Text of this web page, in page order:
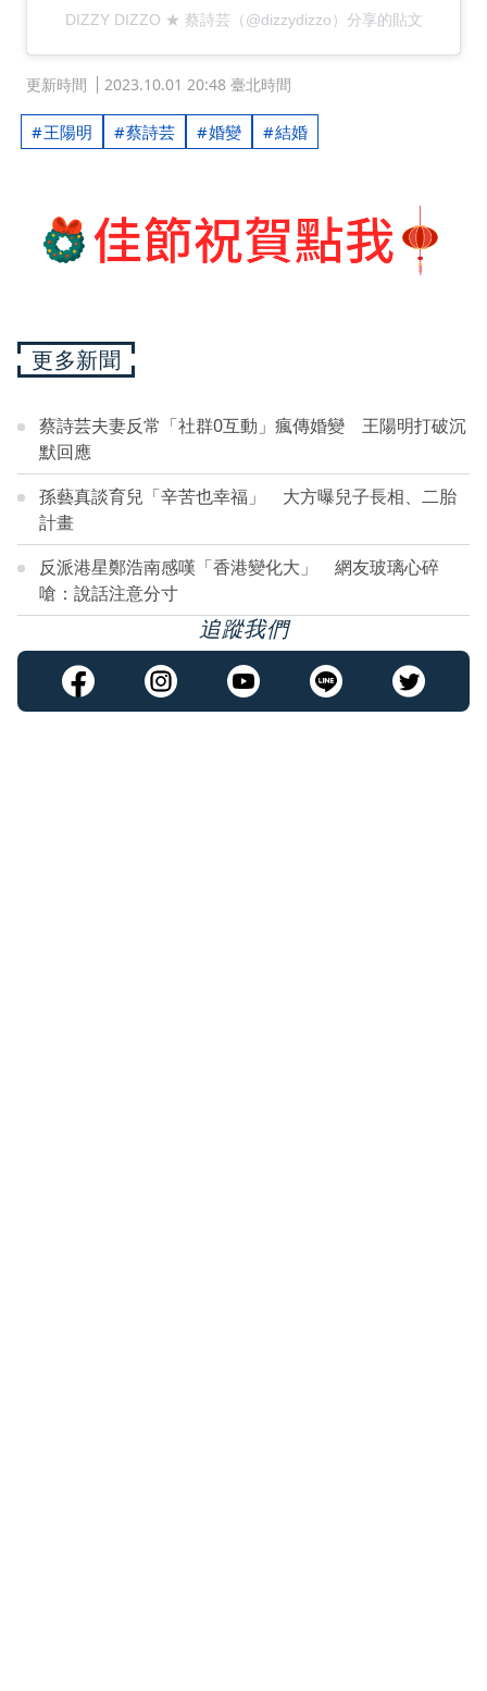
DIZZY DIZZO ★ 蔡詩芸（@dizzydizzo）分享的貼文
更新時間 2023.10.01 20:48 臺北時間
王陽明 蔡詩芸 婚變 結婚
更多新聞
蔡詩芸夫妻反常「社群0互動」瘋傳婚變 王陽明打破沉
默回應
孫藝真談育兒「辛苦也幸福」 大方曝兒子長相、二胎
計畫
反派港星鄭浩南感嘆「香港變化大」 網友玻璃心碎
嗆：說話注意分寸
追蹤我們